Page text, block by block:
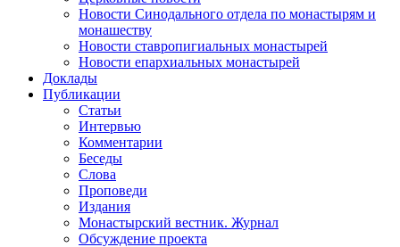
Новости Синодального отдела по монастырям и
монашеству
Новости ставропигиальных монастырей
Новости епархиальных монастырей
Доклады
Публикации
Статьи
Интервью
Комментарии
Беседы
Слова
Проповеди
Издания
Монастырский вестник. Журнал
Обсуждение проекта